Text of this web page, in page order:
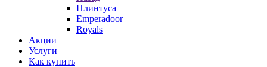
Плинтуса
Emperadoor
Royals
Акции
Услуги
Как купить